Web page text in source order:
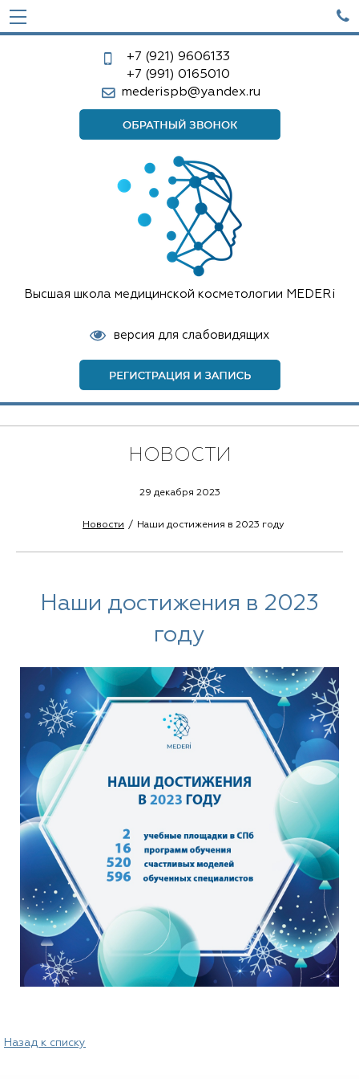

+7 (921) 9606133
+7 (991) 0165010
mederispb@yandex.ru
Высшая школа медицинской косметологии MEDERi
версия для слабовидящих
НОВОСТИ
29 декабря 2023
Новости Наши достижения в 2023 году
Наши достижения в 2023
году
Назад к списку